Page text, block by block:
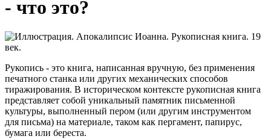
- что это?
Рукопись - это книга, написанная вручную, без применения
печатного станка или других механических способов
тиражирования. В историческом контексте рукописная книга
представляет собой уникальный памятник письменной
культуры, выполненный пером (или другим инструментом
для письма) на материале, таком как пергамент, папирус,
бумага или береста.